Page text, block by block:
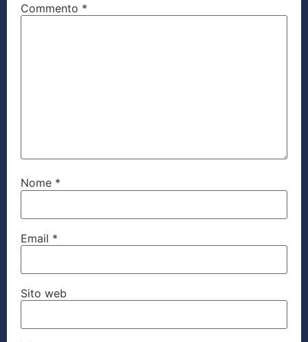
Commento *
Nome *
Email *
Sito web